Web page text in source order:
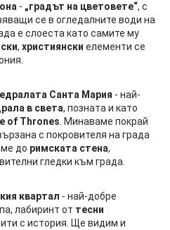
- „градът на цветовете“, с
се в огледалните води на
е слоеста като самите му
, християнски елементи се
Санта Мария - най-
в света, позната и като
of Thrones . Минаваме покрай
с покровителя на града
до римската стена,
гледки към града.
квартал - най-добре
лабиринт от тесни
с история. Ще видим и